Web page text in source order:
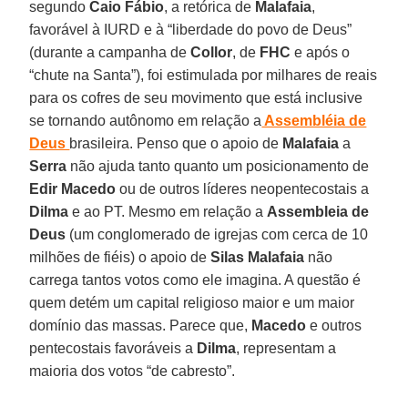
segundoCaio Fábio, a retórica de Malafaia,
favorável à IURD e à “liberdade do povo de Deus”
(durante a campanha deCollor, de FHC e após o
“chute na Santa”), foi estimulada por milhares de reais
para os cofres de seu movimento que está inclusive
se tornando autônomo em relação a Assembléia de
Deus brasileira. Penso que o apoio de Malafaia a
Serra não ajuda tanto quanto um posicionamento de
Edir Macedo ou de outros líderes neopentecostais a
Dilma e ao PT. Mesmo em relação a Assembleia de
Deus (um conglomerado de igrejas com cerca de 10
milhões de fiéis) o apoio deSilas Malafaia não
carrega tantos votos como ele imagina. A questão é
quem detém um capital religioso maior e um maior
domínio das massas. Parece que, Macedo e outros
pentecostais favoráveis a Dilma, representam a
maioria dos votos “de cabresto”.